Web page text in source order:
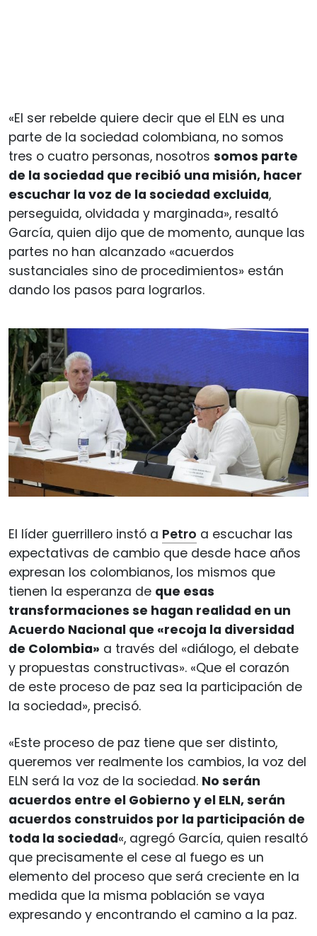
«El ser rebelde quiere decir que el ELN es una
parte de la sociedad colombiana, no somos
tres o cuatro personas, nosotros somos parte
de la sociedad que recibió una misión, hacer
escuchar la voz de la sociedad excluida,
perseguida, olvidada y marginada», resaltó
García, quien dijo que de momento, aunque las
partes no han alcanzado «acuerdos
sustanciales sino de procedimientos» están
dando los pasos para lograrlos.
El líder guerrillero instó a Petro a escuchar las
expectativas de cambio que desde hace años
expresan los colombianos, los mismos que
tienen la esperanza de que esas
transformaciones se hagan realidad en un
Acuerdo Nacional que «recoja la diversidad
de Colombia» a través del «diálogo, el debate
y propuestas constructivas». «Que el corazón
de este proceso de paz sea la participación de
la sociedad», precisó.
«Este proceso de paz tiene que ser distinto,
queremos ver realmente los cambios, la voz del
ELN será la voz de la sociedad. No serán
acuerdos entre el Gobierno y el ELN, serán
acuerdos construidos por la participación de
toda la sociedad«, agregó García, quien resaltó
que precisamente el cese al fuego es un
elemento del proceso que será creciente en la
medida que la misma población se vaya
expresando y encontrando el camino a la paz.